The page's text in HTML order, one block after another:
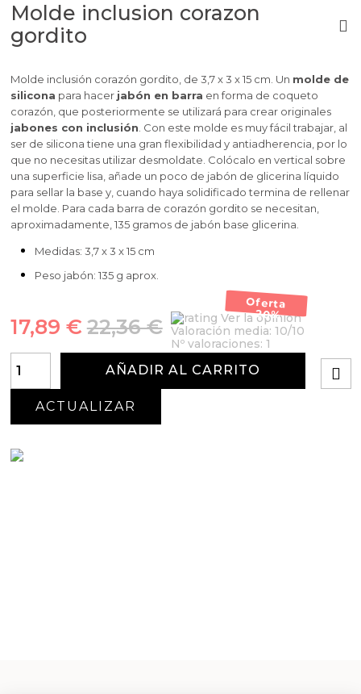
Molde inclusion corazon
gordito
Molde inclusión corazón gordito, de 3,7 x 3 x 15 cm. Un molde de
silicona para hacer jabón en barra en forma de coqueto
corazón, que posteriormente se utilizará para crear originales
jabones con inclusión . Con este molde es muy fácil trabajar, al
ser de silicona tiene una gran flexibilidad y antiadherencia, por lo
que no necesitas utilizar desmoldate. Colócalo en vertical sobre
una superficie lisa, añade un poco de jabón de glicerina líquido
para sellar la base y, cuando haya solidificado termina de rellenar
el molde. Para cada barra de corazón gordito se necesitan,
aproximadamente, 135 gramos de jabón base glicerina.
Medidas: 3,7 x 3 x 15 cm
Peso jabón: 135 g aprox.
Oferta
-20%
22,36 €
17,89 €
Ver la opinión
Valoración media: 10/10
Nº valoraciones: 1
AÑADIR AL CARRITO